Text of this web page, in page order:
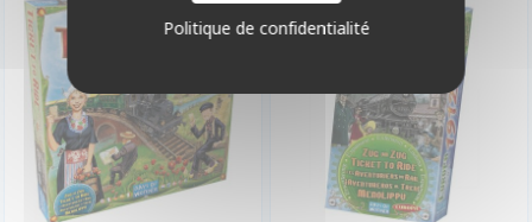
Politique de confidentialité